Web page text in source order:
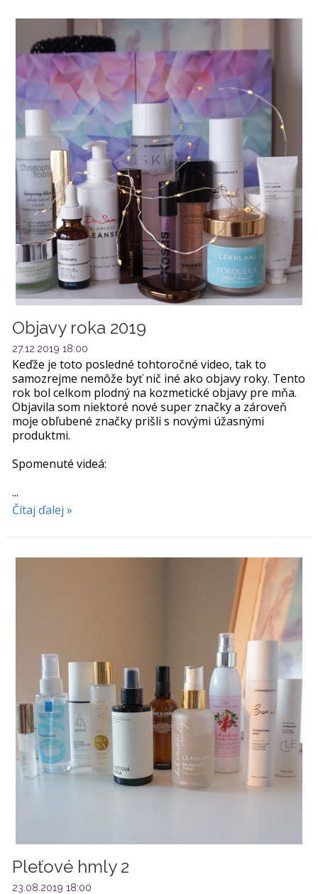
Objavy roka 2019
27.12.2019 18:00
Keďže je toto posledné tohtoročné video, tak to
samozrejme nemôže byť nič iné ako objavy roky. Tento
rok bol celkom plodný na kozmetické objavy pre mňa.
Objavila som niektoré nové super značky a zároveň
moje obľubené značky prišli s novými úžasnými
produktmi.
Spomenuté videá:
...
Čítaj ďalej »
Pleťové hmly 2
23.08.2019 18:00